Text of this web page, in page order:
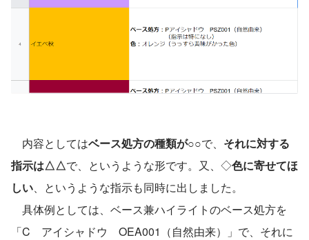
内容としてはベース処方の種類が○○で、 それに対する
指示は△△で、というような形です。又、◇色に寄せてほ
しい、というような指示も同時に出しました。
具体例としては、ベース兼ハイライトのベース処方を
「C　アイシャドウ　OEA001（自然由来）」で、それに